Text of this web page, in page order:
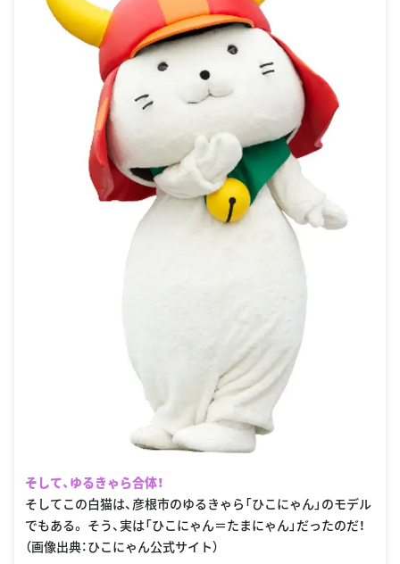
そして、ゆるきゃら合体！
そしてこの白猫は、彦根市のゆるきゃら「ひこにゃん」のモデル
でもある。 そう、実は「ひこにゃん＝たまにゃん」だったのだ！
（画像出典：ひこにゃん公式サイト）